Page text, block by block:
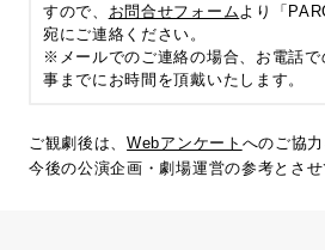
すので、 お問合せフォームより「
宛にご連絡ください。
※メールでのご連絡の場合、お電話で
事までにお時間を頂戴いたします。
ご観劇後は、Webアンケート へのご協
今後の公演企画・劇場運営の参考とさせ